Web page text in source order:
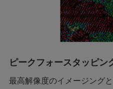
ピークフォースタッピン
最高解像度のイメージング